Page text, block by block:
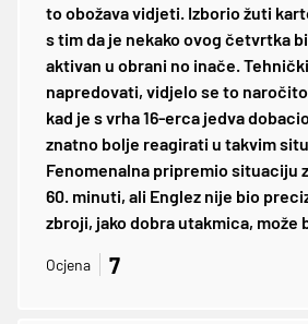
to obožava vidjeti. Izborio žuti
s tim da je nekako ovog četvrtka
aktivan u obrani no inače.
napredovati, vidjelo se to
kad je s vrha 16-erca jedva
znatno bolje reagirati u takvim
Fenomenalna pripremio situaciju
60. minuti, ali Englez nije bio
zbroji, jako dobra utakmica, može
Ocjena 7